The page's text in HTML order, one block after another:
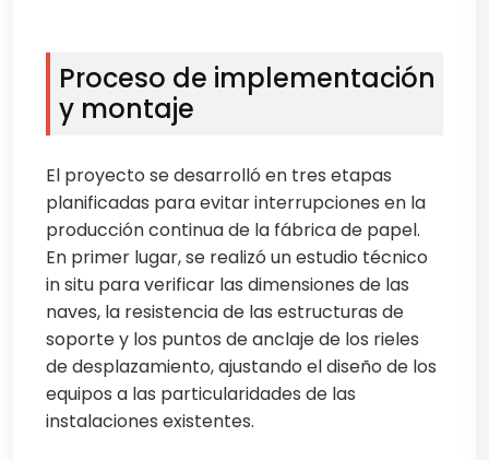
Proceso de implementación
y montaje
El proyecto se desarrolló en tres etapas
planificadas para evitar interrupciones en la
producción continua de la fábrica de papel.
En primer lugar, se realizó un estudio técnico
in situ para verificar las dimensiones de las
naves, la resistencia de las estructuras de
soporte y los puntos de anclaje de los rieles
de desplazamiento, ajustando el diseño de los
equipos a las particularidades de las
instalaciones existentes.